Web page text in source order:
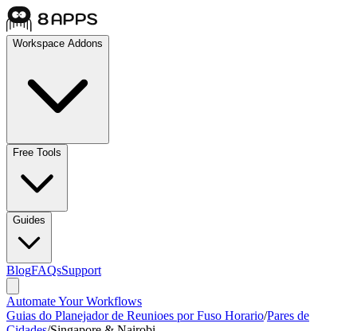
Workspace Addons
Free Tools
Guides
BlogFAQsSupport
Automate Your Workflows
Guias do Planejador de Reunioes por Fuso Horario/Pares de